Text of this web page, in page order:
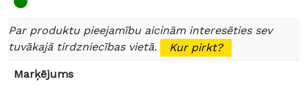
Par produktu pieejamību aicinām interesēties sev
tuvākajā tirdzniecības vietā.
Kur pirkt?
Marķējums